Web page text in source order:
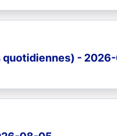
quotidiennes) -